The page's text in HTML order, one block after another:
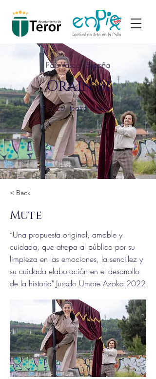
País Vasco - España
Orain Bi
Circo, teatro clown
< Back
Mute
“Una propuesta original, amable y
cuidada, que atrapa al público por su
limpieza en las emociones, la sencillez y
su cuidada elaboración en el desarrollo
de la historia" Jurado Umore Azoka 2022